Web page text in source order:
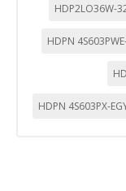
HDP2LO36W-
HDPN
HDPN 4S603PX-